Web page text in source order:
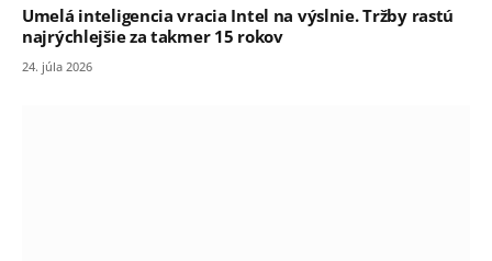
Umelá inteligencia vracia Intel na výslnie. Tržby rastú
najrýchlejšie za takmer 15 rokov
24. júla 2026